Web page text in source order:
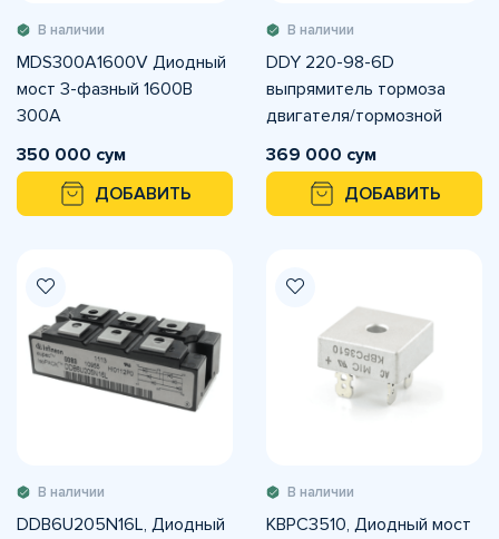
В наличии
MDS300A1600V Диодный
мост 3-фазный 1600В
300А
350 000 сум
ДОБАВИТЬ
В наличии
DDY 220-98-6D
выпрямитель тормоза
двигателя/тормозной
Dereli
369 000 сум
ДОБАВИТЬ
В наличии
DDB6U205N16L, Диодный
В наличии
KBPC3510, Диодный мост